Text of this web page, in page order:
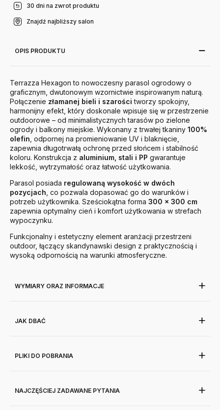
30 dni na zwrot produktu
Znajdź najbliższy salon
OPIS PRODUKTU
Terrazza Hexagon to nowoczesny parasol ogrodowy o
graficznym, dwutonowym wzornictwie inspirowanym naturą.
Połączenie złamanej bieli i szarościtworzy spokojny,
harmonijny efekt, który doskonale wpisuje się w przestrzenie
outdoorowe – od minimalistycznych tarasów po zielone
ogrody i balkony miejskie. Wykonany z trwałej tkaniny 100%
olefin , odpornej na promieniowanie UV i blaknięcie,
zapewnia długotrwałą ochronę przed słońcem i stabilność
koloru. Konstrukcja z aluminium, stali i PP gwarantuje
lekkość, wytrzymałość oraz łatwość użytkowania.
Parasol posiada regulowaną wysokość w dwóch
pozycjach , co pozwala dopasować go do warunków i
potrzeb użytkownika. Sześciokątna forma 300 × 300 cm
zapewnia optymalny cień i komfort użytkowania w strefach
wypoczynku.
Funkcjonalny i estetyczny element aranżacji przestrzeni
outdoor, łączący skandynawski design z praktycznością i
wysoką odpornością na warunki atmosferyczne.
WYMIARY ORAZ INFORMACJE
JAK DBAĆ
PLIKI DO POBRANIA
NAJCZĘŚCIEJ ZADAWANE PYTANIA